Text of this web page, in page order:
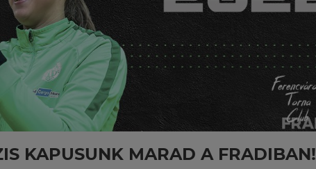
KAPUSUNK MARAD A FRADIBAN!